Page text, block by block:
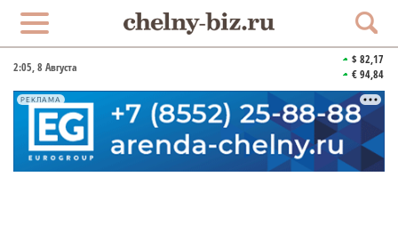
2:05, 8 Августа
$ 82,17
€ 94,84
РЕКЛАМА